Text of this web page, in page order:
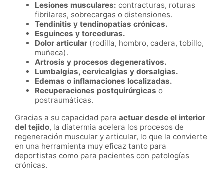
Lesiones musculares: contracturas, roturas
fibrilares, sobrecargas o distensiones.
Tendinitis y tendinopatías crónicas.
Esguinces y torceduras.
Dolor articular (rodilla, hombro, cadera, tobillo,
muñeca).
Artrosis y procesos degenerativos.
Lumbalgias, cervicalgias y dorsalgias.
Edemas o inflamaciones localizadas.
Recuperaciones postquirúrgicas o
postraumáticas.
Gracias a su capacidad para actuar desde el interior
del tejido, la diatermia acelera los procesos de
regeneración muscular y articular, lo que la convierte
en una herramienta muy eficaz tanto para
deportistas como para pacientes con patologías
crónicas.